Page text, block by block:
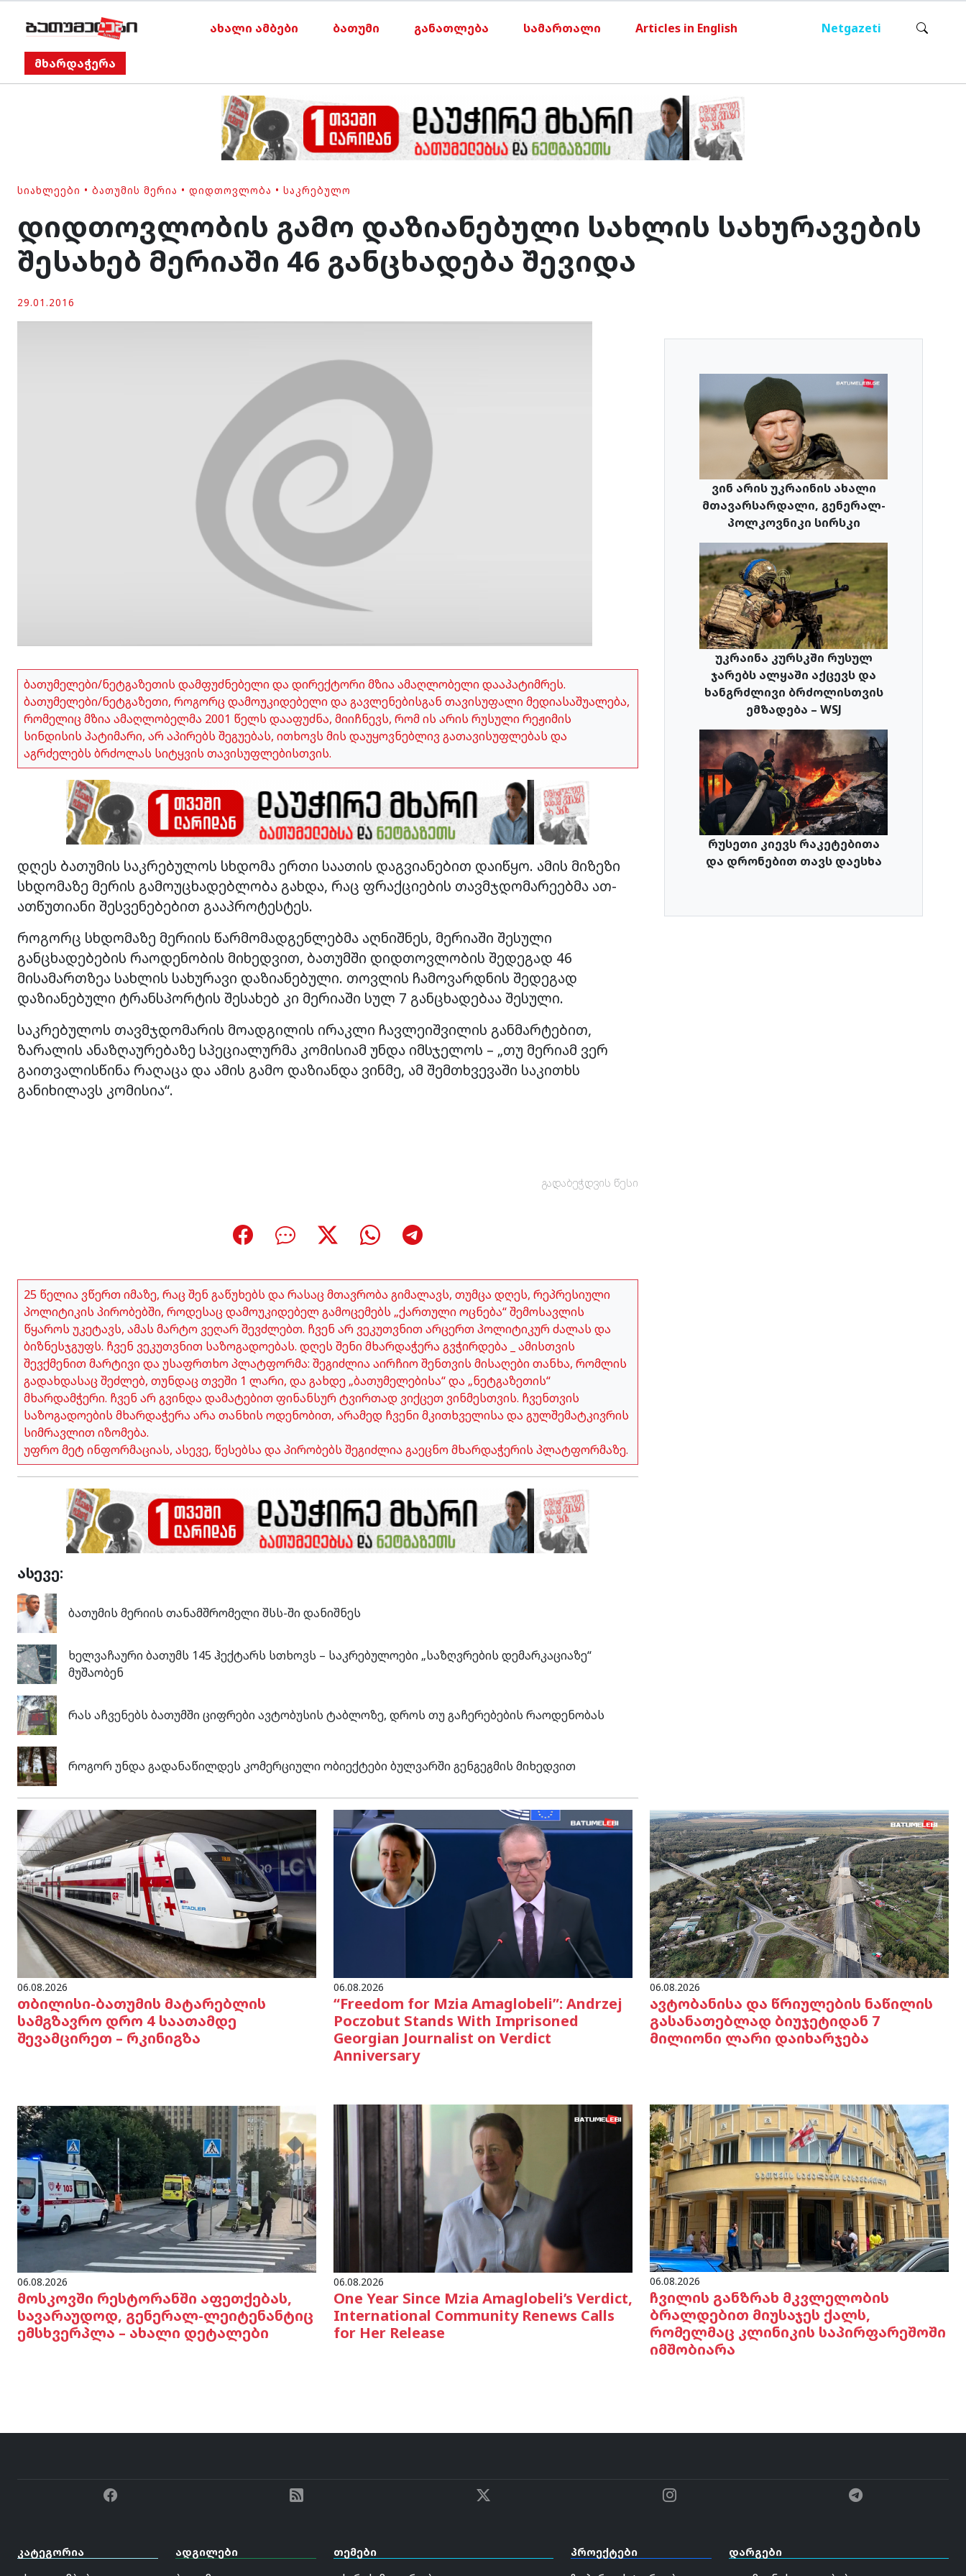
ახალი ამბები ბათუმი განათლება სამართალი Articles in English Netgazeti
მხარდაჭერა
ᲡᲘᲐᲮᲚᲔᲔᲑᲘ • ᲑᲐᲗᲣᲛᲘᲡ ᲛᲔᲠᲘᲐ • ᲓᲘᲓᲗᲝᲕᲚᲝᲑᲐ • ᲡᲐᲙᲠᲔᲑᲣᲚᲝ
დიდთოვლობის გამო დაზიანებული სახლის სახურავების
შესახებ მერიაში 46 განცხადება შევიდა
29.01.2016
ბათუმელები/ნეტგაზეთის დამფუძნებელი და დირექტორი მზია ამაღლობელი დააპატიმრეს.
ბათუმელები/ნეტგაზეთი, როგორც დამოუკიდებელი და გავლენებისგან თავისუფალი მედიასაშუალება,
რომელიც მზია ამაღლობელმა 2001 წელს დააფუძნა, მიიჩნევს, რომ ის არის რუსული რეჟიმის
სინდისის პატიმარი, არ აპირებს შეგუებას, ითხოვს მის დაუყოვნებლივ გათავისუფლებას და
აგრძელებს ბრძოლას სიტყვის თავისუფლებისთვის.
დღეს ბათუმის საკრებულოს სხდომა ერთი საათის დაგვიანებით დაიწყო. ამის მიზეზი
სხდომაზე მერის გამოუცხადებლობა გახდა, რაც ფრაქციების თავმჯდომარეებმა ათ-
ათწუთიანი შესვენებებით გააპროტესტეს.
როგორც სხდომაზე მერიის წარმომადგენლებმა აღნიშნეს, მერიაში შესული
განცხადებების რაოდენობის მიხედვით, ბათუმში დიდთოვლობის შედეგად 46
მისამართზეა სახლის სახურავი დაზიანებული. თოვლის ჩამოვარდნის შედეგად
დაზიანებული ტრანსპორტის შესახებ კი მერიაში სულ 7 განცხადებაა შესული.
საკრებულოს თავმჯდომარის მოადგილის ირაკლი ჩავლეიშვილის განმარტებით,
ზარალის ანაზღაურებაზე სპეციალურმა კომისიამ უნდა იმსჯელოს – „თუ მერიამ ვერ
გაითვალისწინა რაღაცა და ამის გამო დაზიანდა ვინმე, ამ შემთხვევაში საკითხს
განიხილავს კომისია“.
გადაბეჭდვის წესი
25 წელია ვწერთ იმაზე, რაც შენ გაწუხებს და რასაც მთავრობა გიმალავს, თუმცა დღეს, რეპრესიული
პოლიტიკის პირობებში, როდესაც დამოუკიდებელ გამოცემებს „ქართული ოცნება“ შემოსავლის
წყაროს უკეტავს, ამას მარტო ვეღარ შევძლებთ. ჩვენ არ ვეკუთვნით არცერთ პოლიტიკურ ძალას და
ბიზნესჯგუფს. ჩვენ ვეკუთვნით საზოგადოებას. დღეს შენი მხარდაჭერა გვჭირდება _ ამისთვის
შევქმენით მარტივი და უსაფრთხო პლატფორმა: შეგიძლია აირჩიო შენთვის მისაღები თანხა, რომლის
გადახდასაც შეძლებ, თუნდაც თვეში 1 ლარი, და გახდე „ბათუმელებისა“ და „ნეტგაზეთის“
მხარდამჭერი. ჩვენ არ გვინდა დამატებით ფინანსურ ტვირთად ვიქცეთ ვინმესთვის. ჩვენთვის
საზოგადოების მხარდაჭერა არა თანხის ოდენობით, არამედ ჩვენი მკითხველისა და გულშემატკივრის
სიმრავლით იზომება.
უფრო მეტ ინფორმაციას, ასევე, წესებსა და პირობებს შეგიძლია გაეცნო მხარდაჭერის პლატფორმაზე.
ასევე:
ბათუმის მერიის თანამშრომელი შსს-ში დანიშნეს
ხელვაჩაური ბათუმს 145 ჰექტარს სთხოვს – საკრებულოები „საზღვრების დემარკაციაზე“
მუშაობენ
რას აჩვენებს ბათუმში ციფრები ავტობუსის ტაბლოზე, დროს თუ გაჩერებების რაოდენობას
როგორ უნდა გადანაწილდეს კომერციული ობიექტები ბულვარში გენგეგმის მიხედვით
ვინ არის უკრაინის ახალი
მთავარსარდალი, გენერალ-
პოლკოვნიკი სირსკი
უკრაინა კურსკში რუსულ
ჯარებს ალყაში აქცევს და
ხანგრძლივი ბრძოლისთვის
ემზადება – WSJ
რუსეთი კიევს რაკეტებითა
და დრონებით თავს დაესხა
06.08.2026
თბილისი-ბათუმის მატარებლის
სამგზავრო დრო 4 საათამდე
შევამცირეთ – რკინიგზა
06.08.2026
“Freedom for Mzia Amaglobeli”: Andrzej
Poczobut Stands With Imprisoned
Georgian Journalist on Verdict
Anniversary
06.08.2026
ავტობანისა და წრიულების ნაწილის
გასანათებლად ბიუჯეტიდან 7
მილიონი ლარი დაიხარჯება
06.08.2026
მოსკოვში რესტორანში აფეთქებას,
სავარაუდოდ, გენერალ-ლეიტენანტიც
ემსხვერპლა – ახალი დეტალები
06.08.2026
One Year Since Mzia Amaglobeli’s Verdict,
International Community Renews Calls
for Her Release
06.08.2026
ჩვილის განზრახ მკვლელობის
ბრალდებით მიუსაჯეს ქალს,
რომელმაც კლინიკის საპირფარეშოში
იმშობიარა
კატეგორია ადგილები თემები პროექტები დარგები